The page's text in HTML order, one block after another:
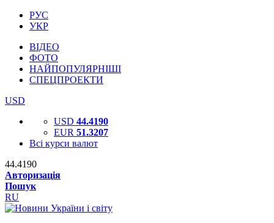
РУС
УКР
ВІДЕО
ФОТО
НАЙПОПУЛЯРНІШІ
СПЕЦПРОЕКТИ
USD
USD 44.4190
EUR 51.3207
Всі курси валют
44.4190
Авторизація
Пошук
RU